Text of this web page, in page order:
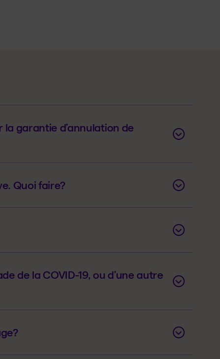
garantie d’annulation de
Quoi faire?
de la COVID-19, ou d’une autre